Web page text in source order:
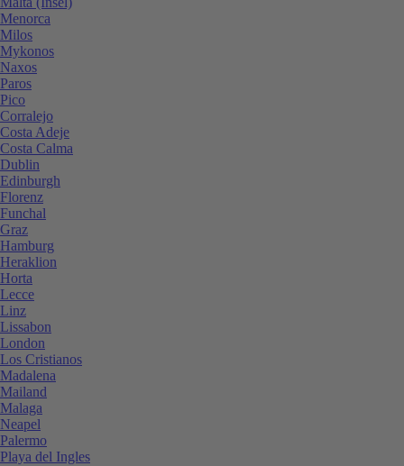
Menorca
Milos
Mykonos
Naxos
Paros
Pico
Corralejo
Costa Adeje
Costa Calma
Dublin
Edinburgh
Florenz
Funchal
Graz
Hamburg
Heraklion
Horta
Lecce
Linz
Lissabon
London
Los Cristianos
Madalena
Mailand
Malaga
Neapel
Palermo
Playa del Ingles